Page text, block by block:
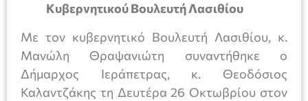
Κυβερνητικού Βουλευτή Λασιθίου
Με τον κυβερνητικό Βουλευτή Λασιθίου, κ.
Μανώλη Θραψανιώτη συναντήθηκε ο
Δήμαρχος Ιεράπετρας, κ. Θεοδόσιος
Καλαντζάκης τη Δευτέρα 26 Οκτωβρίου στον